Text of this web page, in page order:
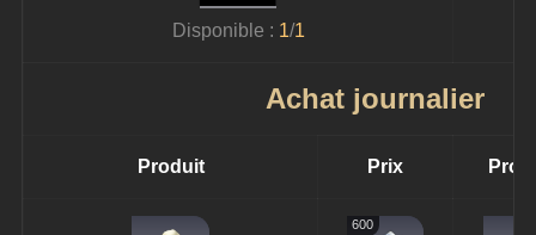
Disponible : 1/1
Achat journalier
Produit Prix
600